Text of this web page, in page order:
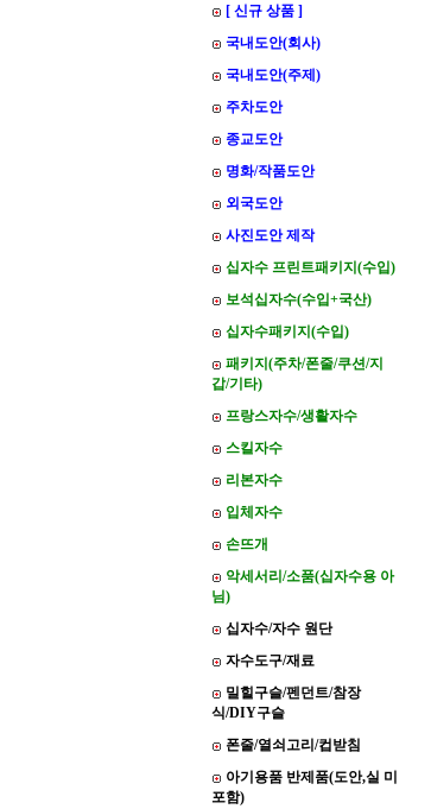
[ 신규 상품 ]
국내도안(회사)
국내도안(주제)
주차도안
종교도안
명화/작품도안
외국도안
사진도안 제작
십자수 프린트패키지(수입)
보석십자수(수입+국산)
십자수패키지(수입)
패키지(주차/폰줄/쿠션/지
갑/기타)
프랑스자수/생활자수
스킬자수
리본자수
입체자수
손뜨개
악세서리/소품(십자수용 아
님)
십자수/자수 원단
자수도구/재료
밀힐구슬/펜던트/참장
식/DIY구슬
폰줄/열쇠고리/컵받침
아기용품 반제품(도안,실 미
포함)